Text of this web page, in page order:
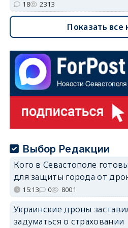
18 2313
Показать все
Выбор Редакции
Кого в Севастополе
для защиты города от
15:13 0 8001
Украинские дроны
задуматься о страховании